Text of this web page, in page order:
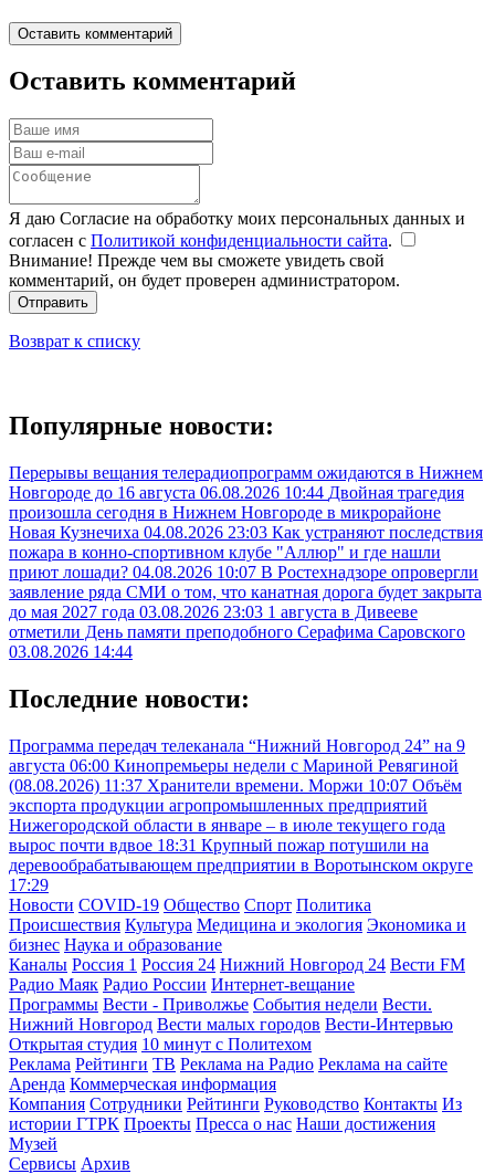
Оставить комментарий
Оставить комментарий
Я даю Согласие на обработку моих персональных данных и
согласен с Политикой конфиденциальности сайта.
Внимание! Прежде чем вы сможете увидеть свой
комментарий, он будет проверен администратором.
Отправить
Возврат к списку
Популярные новости:
Перерывы вещания телерадиопрограмм ожидаются в Нижнем
Новгороде до 16 августа 06.08.2026 10:44 Двойная трагедия
произошла сегодня в Нижнем Новгороде в микрорайоне
Новая Кузнечиха 04.08.2026 23:03 Как устраняют последствия
пожара в конно-спортивном клубе "Аллюр" и где нашли
приют лошади? 04.08.2026 10:07 В Ростехнадзоре опровергли
заявление ряда СМИ о том, что канатная дорога будет закрыта
до мая 2027 года 03.08.2026 23:03 1 августа в Дивееве
отметили День памяти преподобного Серафима Саровского
03.08.2026 14:44
Последние новости:
Программа передач телеканала “Нижний Новгород 24” на 9
августа 06:00 Кинопремьеры недели с Мариной Ревягиной
(08.08.2026) 11:37 Хранители времени. Моржи 10:07 Объём
экспорта продукции агропромышленных предприятий
Нижегородской области в январе – в июле текущего года
вырос почти вдвое 18:31 Крупный пожар потушили на
деревообрабатывающем предприятии в Воротынском округе
17:29
Новости COVID-19 Общество Спорт Политика
Происшествия Культура Медицина и экология Экономика и
бизнес Наука и образование
Каналы Россия 1 Россия 24 Нижний Новгород 24 Вести FM
Радио Маяк Радио России Интернет-вещание
Программы Вести - Приволжье События недели Вести.
Нижний Новгород Вести малых городов Вести-Интервью
Открытая студия 10 минут с Политехом
Реклама Рейтинги ТВ Реклама на Радио Реклама на сайте
Аренда Коммерческая информация
Компания Сотрудники Рейтинги Руководство Контакты Из
истории ГТРК Проекты Пресса о нас Наши достижения
Музей
Сервисы Архив